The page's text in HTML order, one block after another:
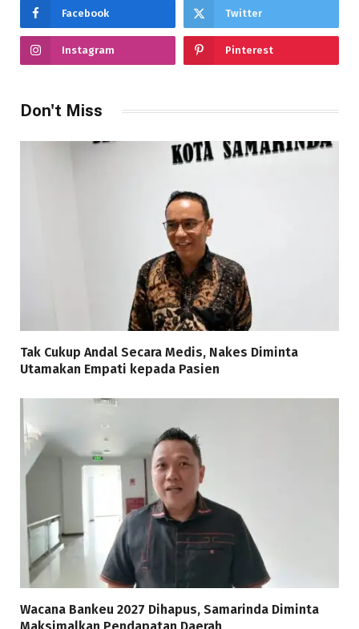
Facebook Twitter
Instagram Pinterest
Don't Miss
Tak Cukup Andal Secara Medis, Nakes Diminta
Utamakan Empati kepada Pasien
Wacana Bankeu 2027 Dihapus, Samarinda Diminta